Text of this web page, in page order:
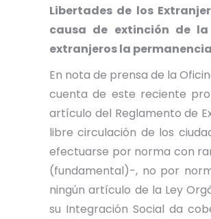
Libertades de los
causa de extinción de
extranjeros la
En nota de prensa de la
cuenta de este reciente
artículo del Reglamento de
libre circulación de los
efectuarse por norma con
(fundamental)-, no por
ningún artículo de la Ley
su Integración Social da